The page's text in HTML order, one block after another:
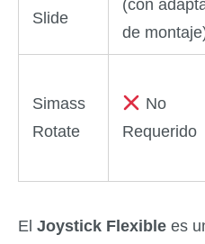
Slide
(con
de
Simass
Rotate
No
Requerido
El Joystick Flexible es